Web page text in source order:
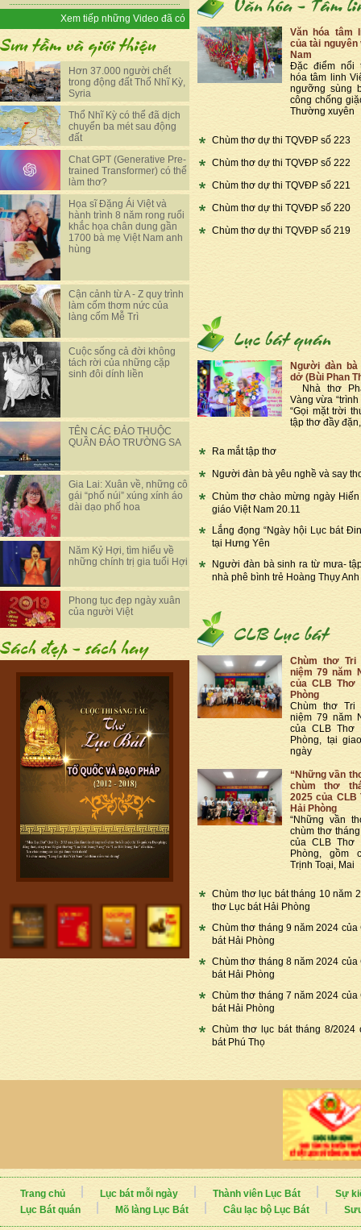
Xem tiếp những Video đã có
Hơn 37.000 người chết
trong động đất Thổ Nhĩ Kỳ,
Syria
Thổ Nhĩ Kỳ có thể đã dịch
chuyển ba mét sau động
đất
Chat GPT (Generative Pre-
trained Transformer) có thể
làm thơ?
Họa sĩ Đặng Ái Việt và
hành trình 8 năm rong ruổi
khắc họa chân dung gần
1700 bà mẹ Việt Nam anh
hùng
Cận cảnh từ A - Z quy trình
làm cốm thơm nức của
làng cốm Mễ Trì
Cuộc sống cả đời không
tách rời của những cặp
sinh đôi dính liền
TÊN CÁC ĐẢO THUỘC
QUẦN ĐẢO TRƯỜNG SA
Gia Lai: Xuân về, những cô
gái “phố núi” xúng xính áo
dài dạo phố hoa
Năm Kỷ Hợi, tìm hiểu về
những chính trị gia tuổi Hợi
Phong tục đẹp ngày xuân
của người Việt
Văn hóa tâm
của tài nguyên
Nam
Đặc điểm nổi
hóa tâm linh
ngưỡng sùng
công chống
Thường xuyên
Chùm thơ dự thi TQVĐP số 223
Chùm thơ dự thi TQVĐP số 222
Chùm thơ dự thi TQVĐP số 221
Chùm thơ dự thi TQVĐP số 220
Chùm thơ dự thi TQVĐP số 219
Người đàn
dở (Bùi Phan
Nhà thơ
Vàng vừa
“Gọi mặt trời
tập thơ đầy
Ra mắt tập thơ
Người đàn bà yêu nghề và say
Chùm thơ chào mừng ngày
giáo Việt Nam 20.11
Lắng đọng “Ngày hội Lục bát
tại Hưng Yên
Người đàn bà sinh ra từ mưa-
nhà phê bình trẻ Hoàng Thụy Anh
Chùm thơ Tri
niệm 79 năm
của CLB Thơ
Phòng
Chùm thơ Tri
niệm 79 năm
của CLB Thơ
Phòng, tại
ngày
“Những vần
chùm thơ
2025 của CLB
Hải Phòng
“Những vần
chùm thơ
của CLB Thơ
Phòng, gồm
Trịnh Toại, Mai
Chùm thơ lục bát tháng 10 năm
thơ Lục bát Hải Phòng
Chùm thơ tháng 9 năm 2024 của
bát Hải Phòng
Chùm thơ tháng 8 năm 2024 của
bát Hải Phòng
Chùm thơ tháng 7 năm 2024 của
bát Hải Phòng
Chùm thơ lục bát tháng 8/2024
bát Phú Thọ
Trang chủ Lục bát mỗi ngày Thành viên Lục Bát
Sự
Lục Bát quán
Mõ làng Lục Bát Câu lạc bộ Lục Bát